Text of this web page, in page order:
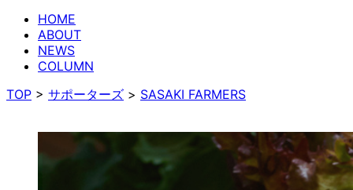
HOME
ABOUT
NEWS
COLUMN
TOP > サポーターズ > SASAKI FARMERS